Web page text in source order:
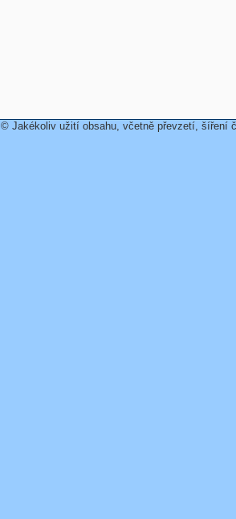
© Jakékoliv užití obsahu, včetně převzetí, šíření